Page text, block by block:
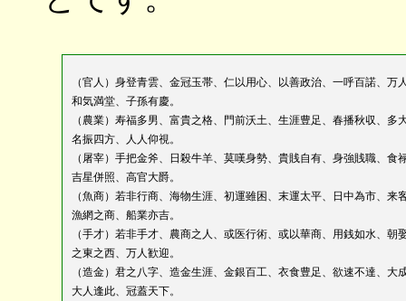
（官人）身登青雲、金冠玉帯、仁以用心、以善政治、一呼百諾、万
和気満堂、子孫有慶。
（農業）寿福多男、富貴之格、門前沃土、生涯豊足、春播秋収、多
名振四方、人人仰視。
（屠宰）手把金斧、日殺牛羊、莫嘆身勢、貴賎自有、身強賎職、食
吉星併照、高官大爵。
（魚商）若非行商、海物生涯、初運雖困、末運太平、日中為市、来
漁網之商、船業亦吉。
（手才）若非手才、農商之人、或医行術、或以華商、用銭如水、朝
之東之西、万人歓迎。
（造金）君之八字、造金生涯、金銀百工、衣食豊足、欲速不達、大
大人逢此、冠蓋天下。